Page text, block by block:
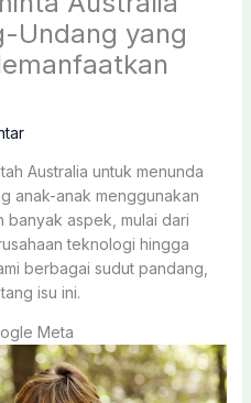
Undang yang
Australia untuk menunda
anak-anak menggunakan
banyak aspek, mulai dari
teknologi hingga
berbagai sudut pandang,
isu ini.
Meta